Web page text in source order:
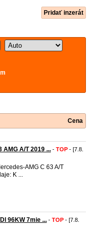
Pridať inzerát
Cena
AMG A/T 2019 ... - TOP - [7.8.
AMG C 63 A/T
K ...
96KW 7mie ... - TOP - [7.8.